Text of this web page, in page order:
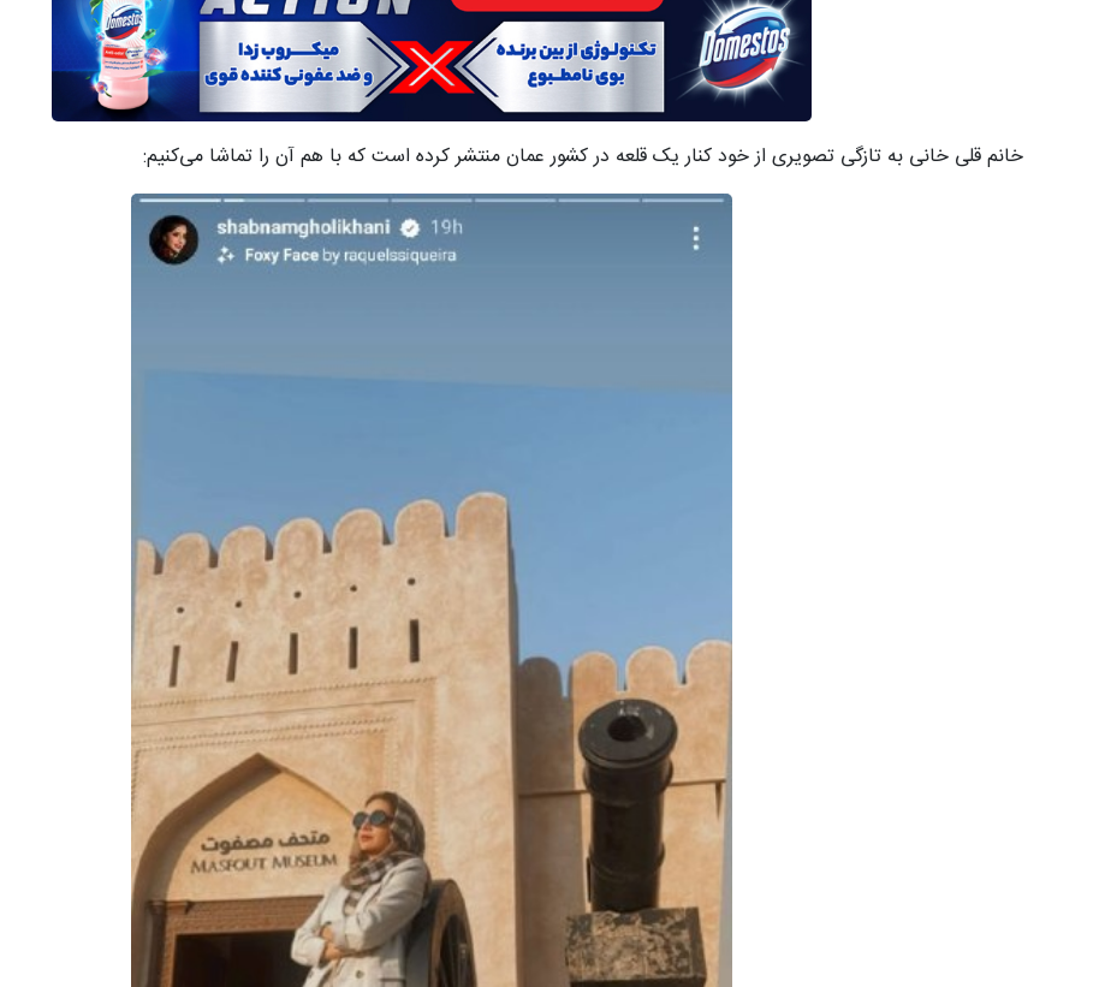
خانم قلی خانی به تازگی تصویری از خود کنار یک قلعه در کشور عمان منتشر کرده است که با هم آن را تماشا می‌کنیم: